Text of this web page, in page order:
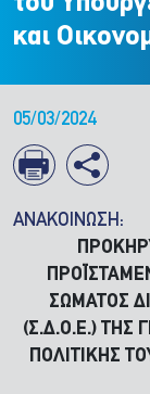
και
05/03/2024
ΑΝΑΚΟΙΝΩΣΗ:
ΣΩΜΑΤΟΣ
(Σ.Δ.Ο.Ε.) ΤΗΣ
ΠΟΛΙΤΙΚΗΣ